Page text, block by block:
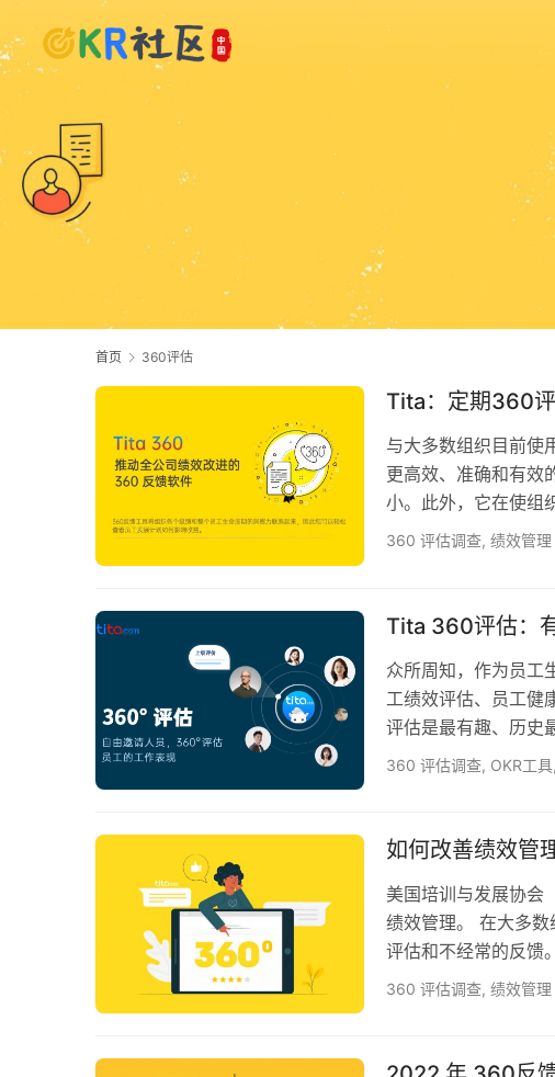
首页 360评估
Tita：定期360
与大多数组织目前使
更高效、准确和有效
小。此外，它在使组
用。然而，绩效管理
工绩效还要求管理者
360 评估调查, 绩效管理
Tita 360评估：
众所周知，作为员工
工绩效评估、员工健
评估是最有趣、历史
馈？ 360 度审查流
的目的是让员工全面
360 评估调查, OKR工具,
如何改善绩效管
美国培训与发展协会
绩效管理。 在大多
评估和不经常的反馈
另一个结果。因此，
因。这不仅是因为光
360 评估调查, 绩效管理